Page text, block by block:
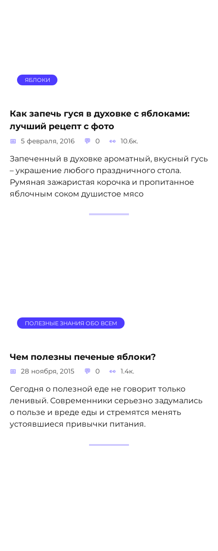
ЯБЛОКИ
Как запечь гуся в духовке с яблоками:
лучший рецепт с фото
5 февраля, 2016 0 10.6к.
Запеченный в духовке ароматный, вкусный гусь
– украшение любого праздничного стола.
Румяная зажаристая корочка и пропитанное
яблочным соком душистое мясо
ПОЛЕЗНЫЕ ЗНАНИЯ ОБО ВСЕМ
Чем полезны печеные яблоки?
28 ноября, 2015 0 1.4к.
Сегодня о полезной еде не говорит только
ленивый. Современники серьезно задумались
о пользе и вреде еды и стремятся менять
устоявшиеся привычки питания.